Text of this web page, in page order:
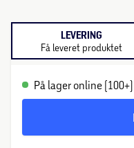
LEVERING
Få leveret produktet
På lager online (100+)